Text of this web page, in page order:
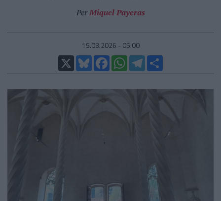
PerMiquel Payeras
15.03.2026 - 05:00
X
BlueskyFacebookWhatsAppTelegram